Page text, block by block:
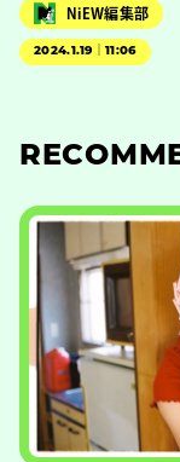
NiEW編集部
2024.1.19｜11:06